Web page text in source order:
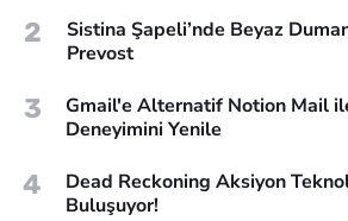
2
Sistina Şapeli’nde Beyaz
Prevost
3
Gmail'e Alternatif Notion Mail
Deneyimini Yenile
4
Dead Reckoning Aksiyon
Buluşuyor!